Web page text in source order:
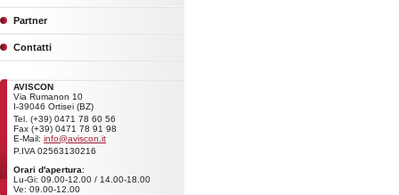
Partner
Contatti
AVISCON
Via Rumanon 10
I-39046 Ortisei (BZ)
Tel. (+39) 0471 78 60 56
Fax (+39) 0471 78 91 98
E-Mail: info@aviscon.it
P.IVA 02563130216
Orari d'apertura:
Lu-Gi: 09.00-12.00 / 14.00-18.00
Ve: 09.00-12.00